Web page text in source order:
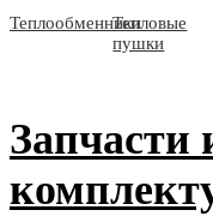
ТеплообменникиТепловые
пушки
Запчасти